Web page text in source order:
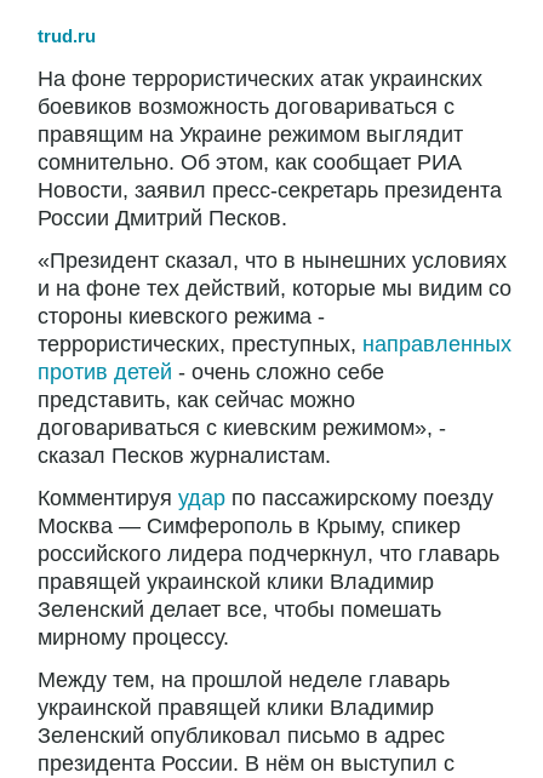
trud.ru
На фоне террористических атак украинских
боевиков возможность договариваться с
правящим на Украине режимом выглядит
сомнительно. Об этом, как сообщает РИА
Новости, заявил пресс-секретарь президента
России Дмитрий Песков.
«Президент сказал, что в нынешних условиях
и на фоне тех действий, которые мы видим со
стороны киевского режима -
террористических, преступных, направленных
против детей - очень сложно себе
представить, как сейчас можно
договариваться с киевским режимом», -
сказал Песков журналистам.
Комментируя удар по пассажирскому поезду
Москва — Симферополь в Крыму, спикер
российского лидера подчеркнул, что главарь
правящей украинской клики Владимир
Зеленский делает все, чтобы помешать
мирному процессу.
Между тем, на прошлой неделе главарь
украинской правящей клики Владимир
Зеленский опубликовал письмо в адрес
президента России. В нём он выступил с